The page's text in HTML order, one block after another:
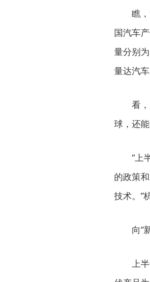
瞧
国汽车
量分别
量达汽
看
球，还
“上
的政策
技术。”
向“
上